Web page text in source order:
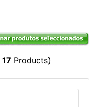
17 Products)